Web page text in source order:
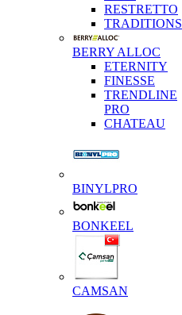
RESTRETTO
TRADITIONS
BERRY ALLOC
ETERNITY
FINESSE
TRENDLINE
PRO
CHATEAU
BINYLPRO
BONKEEL
CAMSAN